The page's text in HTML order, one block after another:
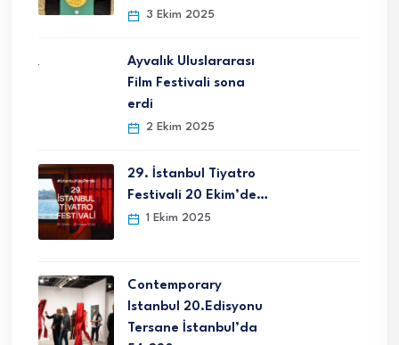
3 Ekim 2025
Ayvalık Uluslararası
Film Festivali sona
erdi
2 Ekim 2025
29. İstanbul Tiyatro
Festivali 20 Ekim’de…
1 Ekim 2025
Contemporary
Istanbul 20.Edisyonu
Tersane İstanbul’da